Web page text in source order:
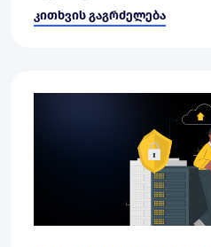
კითხვის გაგრძელება